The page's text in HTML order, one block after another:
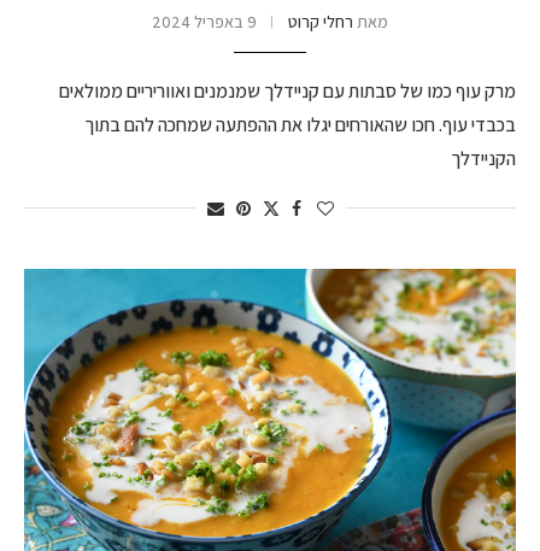
מאת רחלי קרוט 9 באפריל 2024
מרק עוף כמו של סבתות עם קניידלך שמנמנים ואווריריים ממולאים
בכבדי עוף. חכו שהאורחים יגלו את ההפתעה שמחכה להם בתוך
הקניידלך